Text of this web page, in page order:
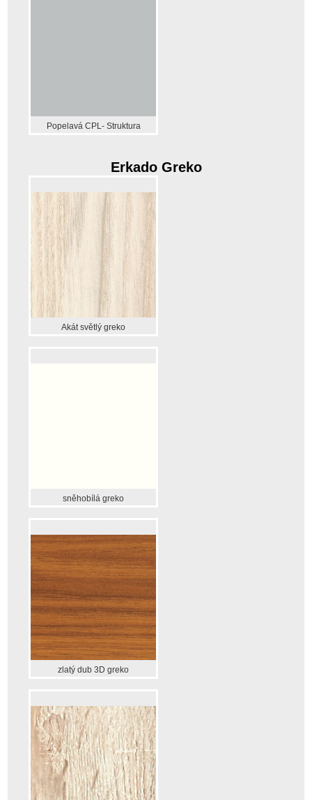
Popelavá CPL- Struktura
Erkado Greko
Akát světlý greko
sněhobílá greko
zlatý dub 3D greko